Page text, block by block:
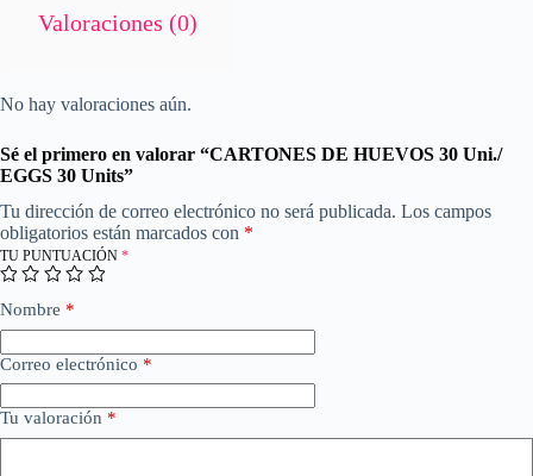
cantidadValoraciones (0)
No hay valoraciones aún.
Sé el primero en valorar “CARTONES DE HUEVOS 30 Uni./
EGGS 30 Units”
Tu dirección de correo electrónico no será publicada. Los campos
obligatorios están marcados con *
TU PUNTUACIÓN *
Nombre *
Correo electrónico *
Tu valoración *